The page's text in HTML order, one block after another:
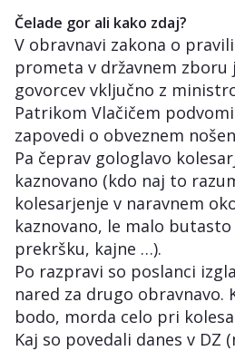
Čelade gor ali kako zdaj?
V obravnavi zakona o
prometa v državnem zboru
govorcev vključno z
Patrikom Vlačičem
zapovedi o obveznem
Pa čeprav gologlavo
kaznovano (kdo naj to
kolesarjenje v naravnem
kaznovano, le malo
prekršku, kajne …).
Po razpravi so poslanci
nared za drugo obravnavo.
bodo, morda celo pri
Kaj so povedali danes v DZ